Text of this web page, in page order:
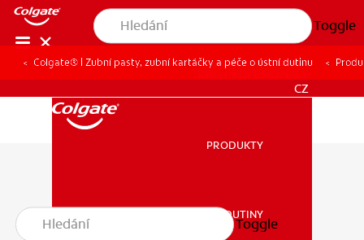
Toggle
ZDRAVÍ ÚSTNÍ DUTINY
CZ
PRODUKTY
ZDRAVÍ ÚSTNÍ DUTINY
Toggle
Colgate® | Zubní pasty, zubní kartáčky a péče o ústní dutinu